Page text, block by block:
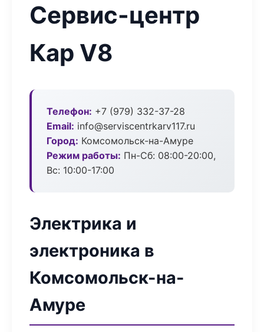
Сервис-центр
Кар V8
Телефон: +7 (979) 332-37-28
Email: info@serviscentrkarv117.ru
Город: Комсомольск-на-Амуре
Режим работы: Пн-Сб: 08:00-20:00,
Вс: 10:00-17:00
Электрика и
электроника в
Комсомольск-на-
Амуре